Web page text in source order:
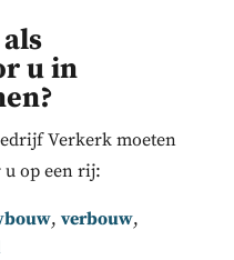
als
u in
Verkerk moeten
u op een rij:
, verbouw,